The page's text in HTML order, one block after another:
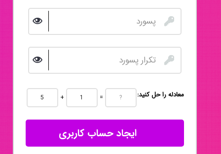
:معادله را حل کنید + =
ایجاد حساب کاربری